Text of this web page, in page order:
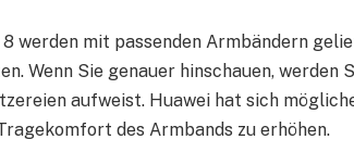
werden mit passenden Armbändern
Wenn Sie genauer hinschauen, werden
aufweist. Huawei hat sich
des Armbands zu erhöhen.